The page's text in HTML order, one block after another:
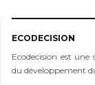
ECODECISION
Ecodecision est une
du développement